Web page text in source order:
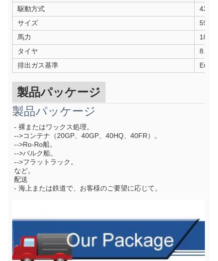
駆動方式
4X2
サイズ
馬力
タイヤ
排出ガス基準
Eur6/
製品パッケージ
製品パッケージ
- 裸またはワックス処理。
-->コンテナ（20GP、40GP、40HQ、40FR）。
-->Ro-Ro船。
-->バルク船。
-->フラットラック。
など。
配送
- 海上または鉄道で、お客様のご要望に応じて。